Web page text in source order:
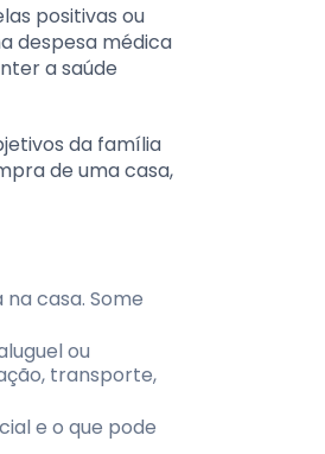
positivas ou
despesa médica
a saúde
da família
de uma casa,
casa. Some
ou
transporte,
e o que pode